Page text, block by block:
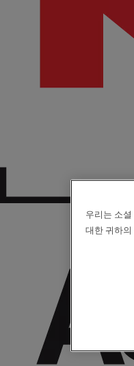
우리는 소
대한 귀하